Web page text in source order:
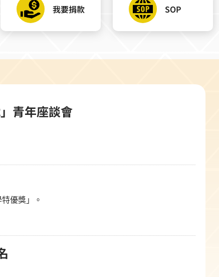
我要捐款 SOP
青年座談會
優獎」。